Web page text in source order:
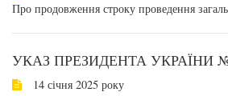
Про продовження строку проведення
УКАЗ ПРЕЗИДЕНТА УКРАЇНИ
14 січня 2025 року